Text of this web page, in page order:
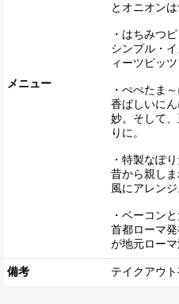
メニュー
とオニオン
・はちみつ
シンプル・
ィーツピッツ
・ぺぺたま
香ばしいに
妙。そして
りに。
・特製なぽ
昔から親し
風にアレン
・ベーコン
首都ローマ
が地元ローマ
備考 テイクアウ